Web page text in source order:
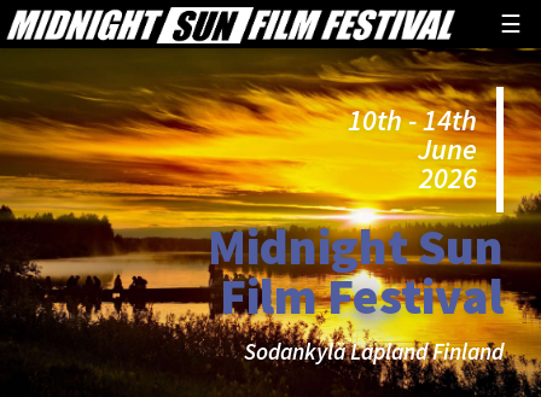
☰
10th - 14th
June
2026
Midnight Sun
Film Festival
Sodankylä Lapland Finland